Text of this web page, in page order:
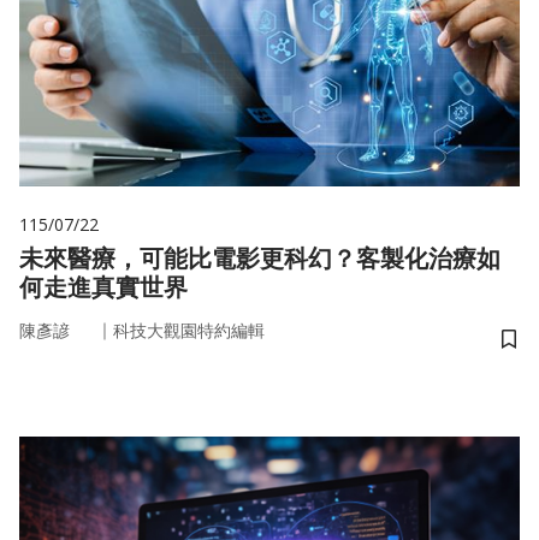
115/07/22
未來醫療，可能比電影更科幻？客製化治療如
何走進真實世界
陳彥諺 ｜ 科技大觀園特約編輯
儲